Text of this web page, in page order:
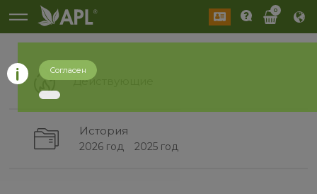
0
Действующие
История
2026 год 2025 год
Согласен